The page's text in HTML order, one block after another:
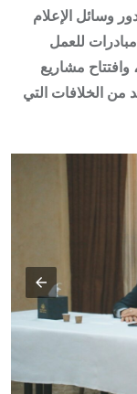
وسائل الإعلام
للعمل
وافتتاح مشاريع
من الخلافات التي